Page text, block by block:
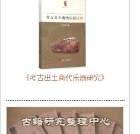
《考古出土商代乐器研究》